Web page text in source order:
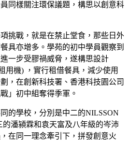
同樣關注環保議題，構思以創意科
挑戰，就是在禁止堂食，那些日外
具亦增多。學苑的初中學員觀察到
一步受膠禍威脅，遂構思設計
用機) ，實行租借餐具，減少使用
，在創新科技署、香港科技園公司
」初中組奪得季軍。
的學校，分別是中二的NILSSON
潘潁霖和袁天富及八年級的岑沛
在同一理念牽引下，拼發創意火